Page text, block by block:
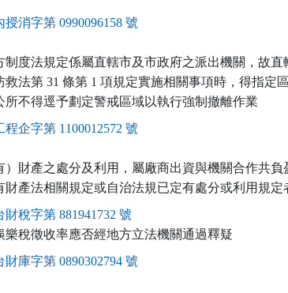
授消字第 0990096158 號
制度法規定係屬直轄市及市政府之派出機關，故
救法第 31 條第 1 項規定實施相關事項時，得指定
所不得逕予劃定警戒區域以執行強制撤離作業
程企字第 1100012572 號
）財產之處分及利用，屬廠商出資與機關合作共
財產法相關規定或自治法規已定有處分或利用規
財稅字第 881941732 號
樂稅徵收率應否經地方立法機關通過釋疑
財庫字第 0890302794 號